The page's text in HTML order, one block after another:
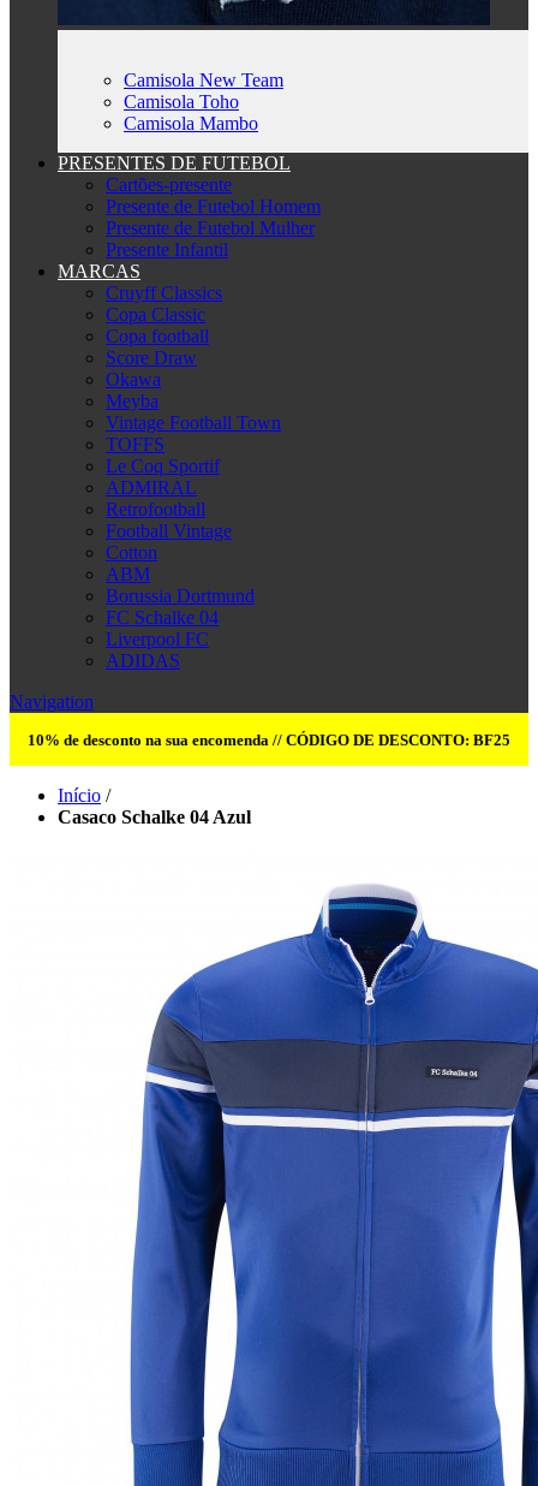
Camisola New Team
Camisola Toho
Camisola Mambo
PRESENTES DE FUTEBOL
Cartões-presente
Presente de Futebol Homem
Presente de Futebol Mulher
Presente Infantil
MARCAS
Cruyff Classics
Copa Classic
Copa football
Score Draw
Okawa
Meyba
Vintage Football Town
TOFFS
Le Coq Sportif
ADMIRAL
Retrofootball
Football Vintage
Cotton
ABM
Borussia Dortmund
FC Schalke 04
Liverpool FC
ADIDAS
Navigation
10% de desconto na sua encomenda // CÓDIGO DE DESCONTO: BF25
Início /
Casaco Schalke 04 Azul